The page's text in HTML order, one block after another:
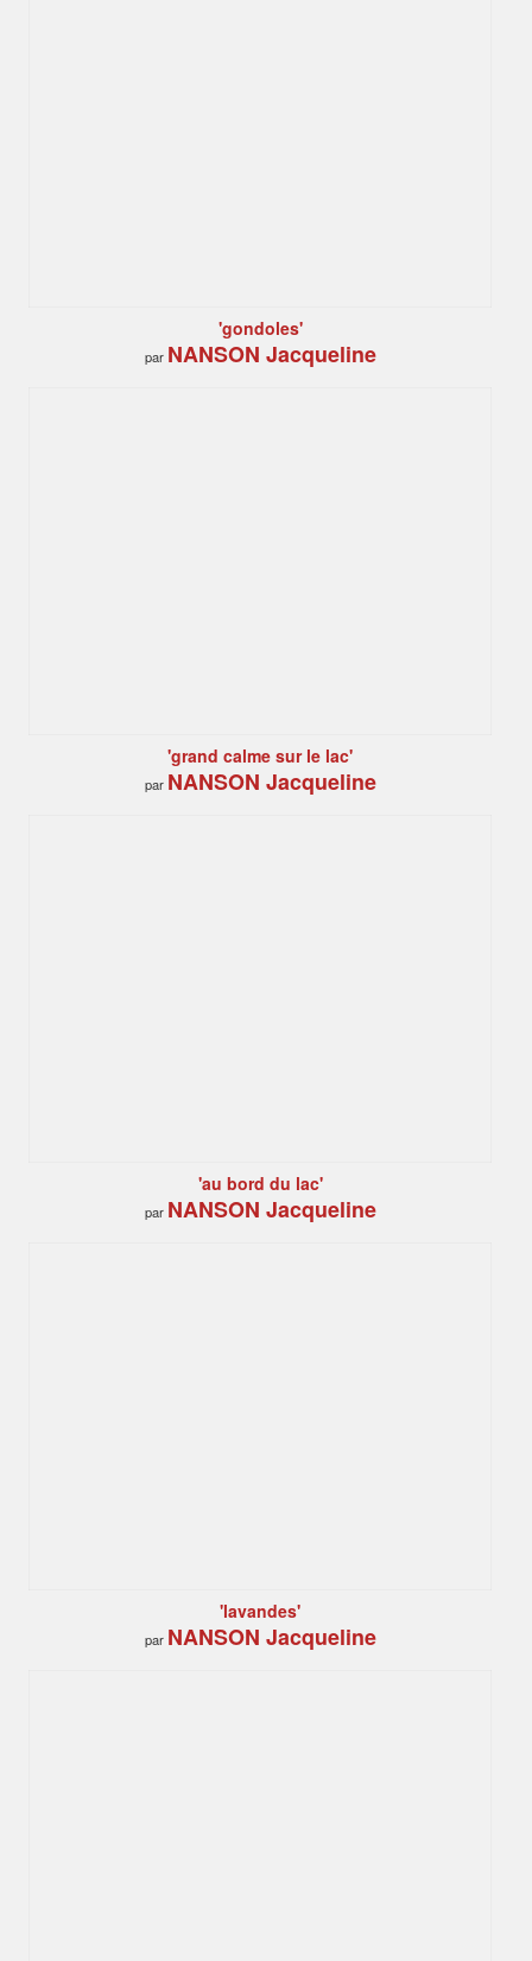
'gondoles'
par NANSON Jacqueline
'grand calme sur le lac'
par NANSON Jacqueline
'au bord du lac'
par NANSON Jacqueline
'lavandes'
par NANSON Jacqueline